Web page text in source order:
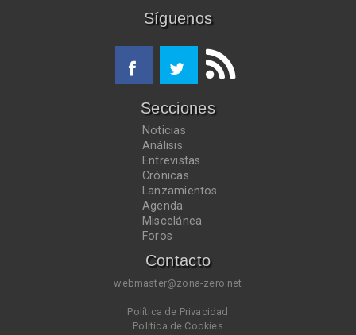
Síguenos
Secciones
Noticias
Análisis
Entrevistas
Crónicas
Lanzamientos
Agenda
Miscelánea
Foros
Contacto
webmaster@zona-zero.net
Política de Privacidad
Política de Cookies